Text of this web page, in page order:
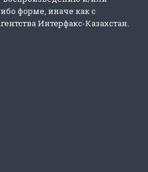
форме, иначе как с
Интерфакс-Казахстан.